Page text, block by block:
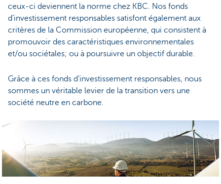
ceux-ci deviennent la norme chez KBC. Nos fonds
d’investissement responsables satisfont également aux
critères de la Commission européenne, qui consistent à
promouvoir des caractéristiques environnementales
et/ou sociétales; ou à poursuivre un objectif durable.
Grâce à ces fonds d’investissement responsables, nous
sommes un véritable levier de la transition vers une
société neutre en carbone.